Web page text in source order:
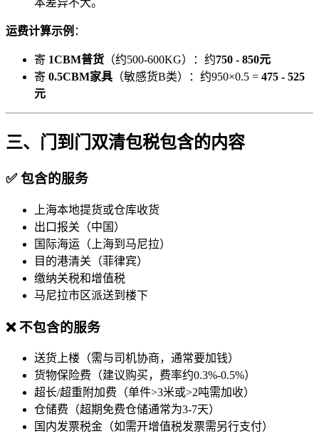
本差异不大。
运费计算示例 ：
寄 1CBM普货 （约500-600KG）：约750 - 850元
寄 0.5CBM家具 （敏感货B类）：约950×0.5 = 475 - 525
元
三、门到门双清包税包含的内容
✅ 包含的服务
上海本地提货或仓库收货
出口报关（中国）
国际海运（上海到马尼拉）
目的港清关（菲律宾）
缴纳关税和增值税
马尼拉市区派送到楼下
❌ 不包含的服务
送货上楼（需与司机协商，通常要加钱）
货物保险费（建议购买，费率约0.3%-0.5%）
超长/超重附加费（单件>3米或>2吨需加收）
仓储费（超期免费仓储通常为3-7天）
国内发票税金（如需开增值税发票需另行支付）